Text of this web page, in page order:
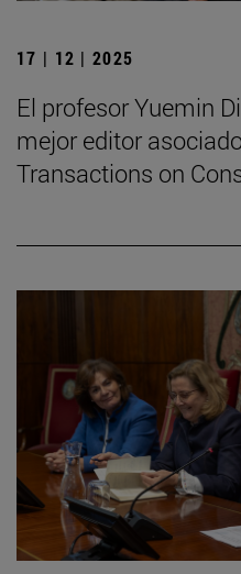
17 | 12 | 2025
El profesor Yuemin
mejor editor
Transactions on